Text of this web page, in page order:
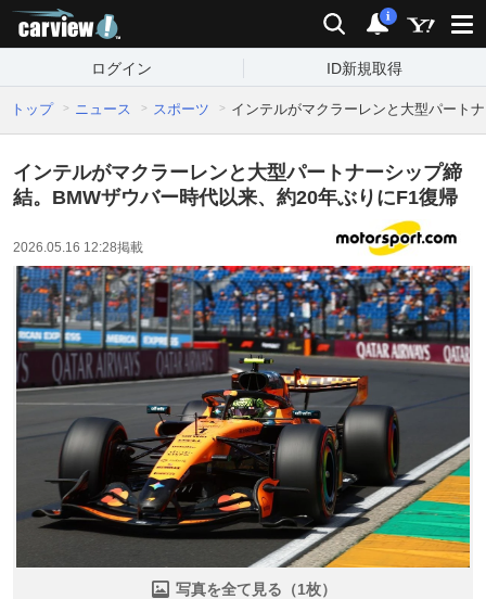
検索 通知
i
ログイン ID新規取得
トップ ニュース スポーツ インテルがマクラーレンと大型パート
インテルがマクラーレンと大型パートナーシップ締
結。BMWザウバー時代以来、約20年ぶりにF1復帰
2026.05.16 12:28掲載
写真を全て見る（1枚）